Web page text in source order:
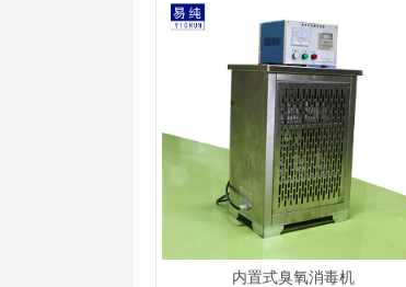
内置式臭氧消毒机